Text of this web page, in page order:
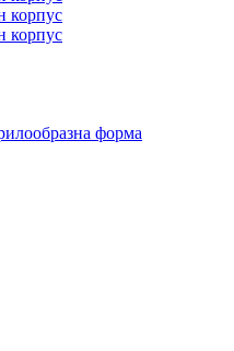
корпус
корпус
форма